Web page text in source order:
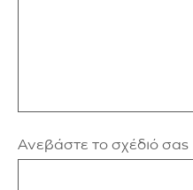
Ανεβάστε το σχέδιό σας